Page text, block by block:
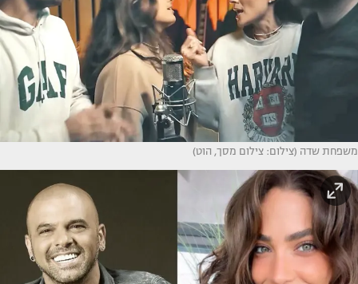
משפחת שדה (צילום: צילום מסך, הוט)